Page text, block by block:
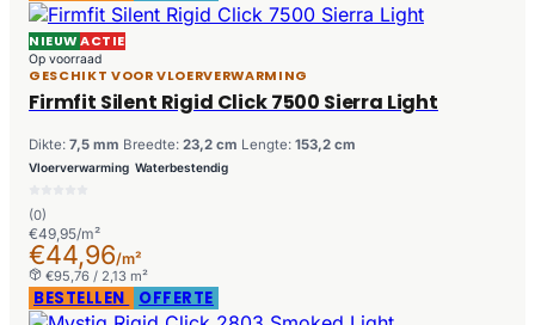
NIEUWACTIE
Op voorraad
GESCHIKT VOOR VLOERVERWARMING
Firmfit Silent Rigid Click 7500 Sierra Light
Dikte: 7,5 mm Breedte: 23,2 cm Lengte: 153,2 cm
Vloerverwarming Waterbestendig
(0)
€49,95/m²
€44,96/m²
€95,76 / 2,13 m²
BESTELLEN OFFERTE